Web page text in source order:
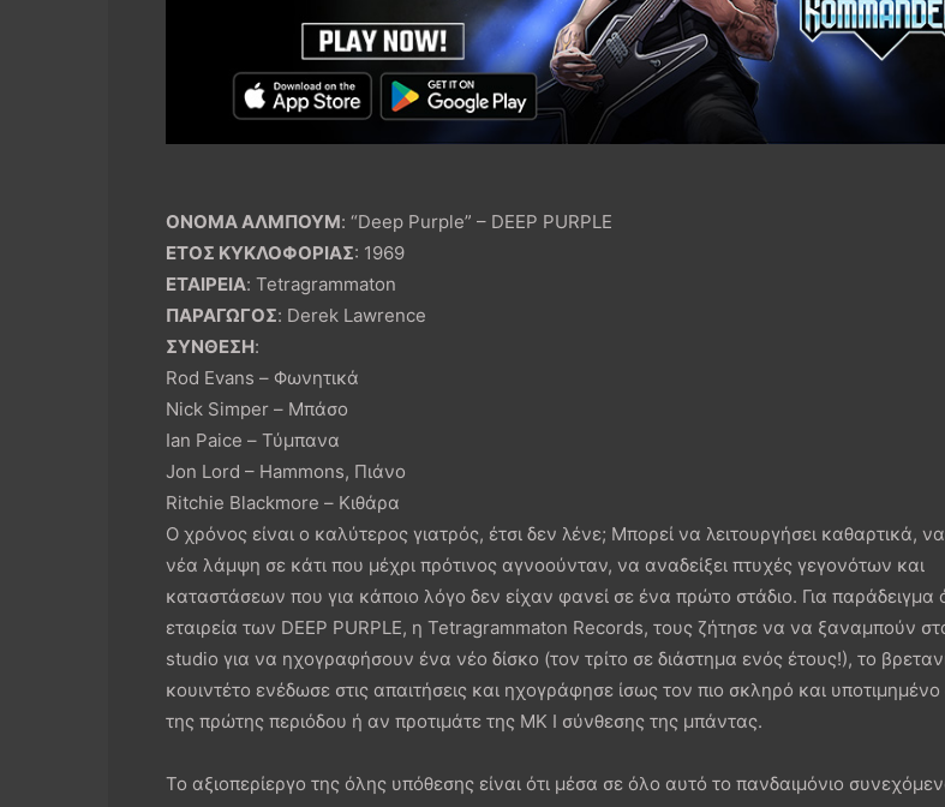
ΟΝΟΜΑ ΑΛΜΠΟΥΜ: “Deep Purple” – DEEP PURPLE
ΕΤΟΣ ΚΥΚΛΟΦΟΡΙΑΣ: 1969
ΕΤΑΙΡΕΙΑ: Tetragrammaton
ΠΑΡΑΓΩΓΟΣ: Derek Lawrence
ΣΥΝΘΕΣΗ:
Rod Evans – Φωνητικά
Nick Simper – Μπάσο
Ian Paice – Τύμπανα
Jon Lord – Hammons, Πιάνο
Ritchie Blackmore – Κιθάρα
Ο χρόνος είναι ο καλύτερος γιατρός, έτσι δεν λένε; Μπορεί να λειτουργήσει καθαρτικά,
νέα λάμψη σε κάτι που μέχρι πρότινος αγνοούνταν, να αναδείξει πτυχές γεγονότων και
καταστάσεων που για κάποιο λόγο δεν είχαν φανεί σε ένα πρώτο στάδιο. Για παράδειγμα
εταιρεία των DEEP PURPLE, η Tetragrammaton Records, τους ζήτησε να να ξαναμπούν
studio για να ηχογραφήσουν ένα νέο δίσκο (τον τρίτο σε διάστημα ενός έτους!), το
κουιντέτο ενέδωσε στις απαιτήσεις και ηχογράφησε ίσως τον πιο σκληρό και υποτιμημένο
της πρώτης περιόδου ή αν προτιμάτε της MK I σύνθεσης της μπάντας.
Το αξιοπερίεργο της όλης υπόθεσης είναι ότι μέσα σε όλο αυτό το πανδαιμόνιο